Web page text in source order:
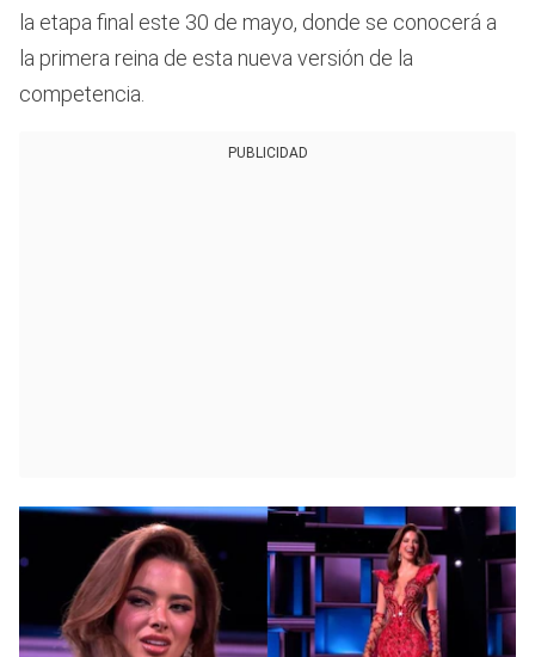
la etapa final este 30 de mayo, donde se conocerá a
la primera reina de esta nueva versión de la
competencia.
PUBLICIDAD